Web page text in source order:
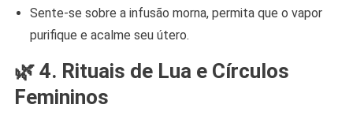
Sente-se sobre a infusão morna, permita que o vapor
purifique e acalme seu útero.
🌿 4. Rituais de Lua e Círculos
Femininos